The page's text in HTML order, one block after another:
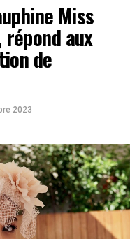
Miss
aux
de
2023